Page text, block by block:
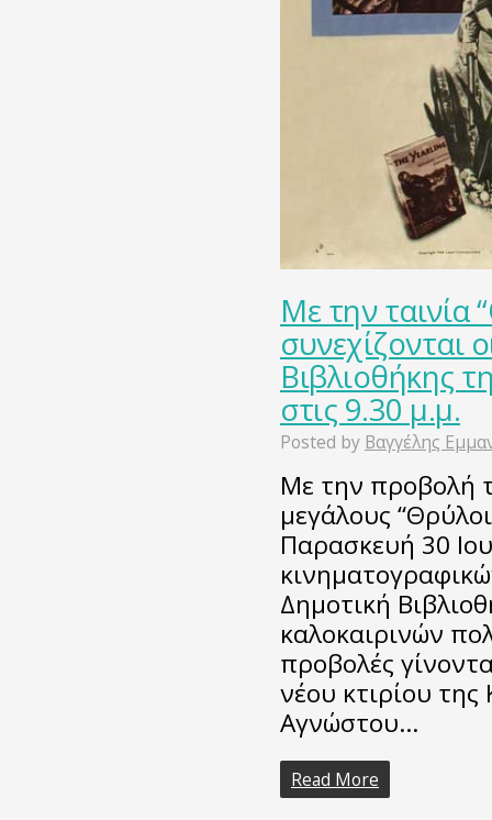
Με την ταινία
συνεχίζονται
Βιβλιοθήκης
στις 9.30 μ.μ.
Posted by Βαγγέλης
Με την προβολή
μεγάλους
Παρασκευή 30
Δημοτική
καλοκαιρινών
προβολές
νέου κτιρίου
Αγνώστου…
Read More